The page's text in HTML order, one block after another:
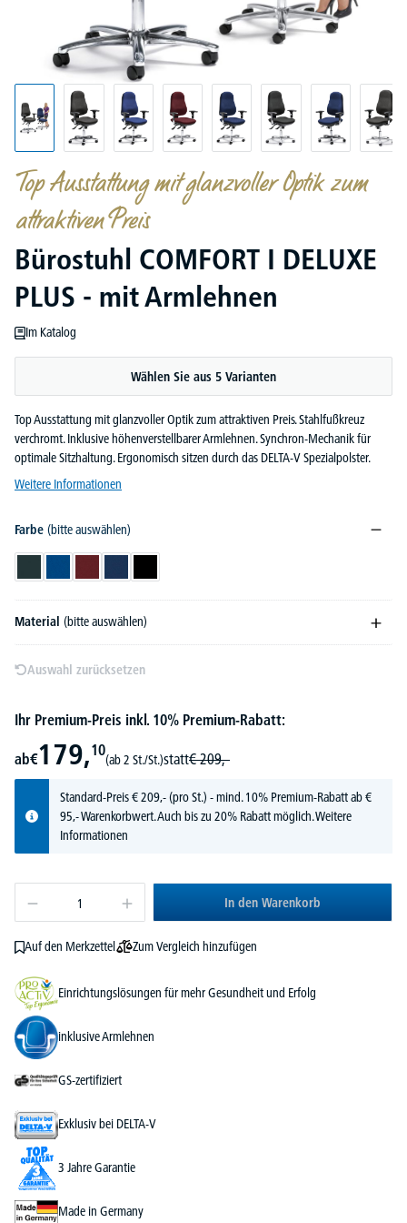
Top Ausstattung mit glanzvoller Optik zum
attraktiven Preis
Bürostuhl COMFORT I DELUXE
PLUS - mit Armlehnen
Im Katalog
Wählen Sie aus 5 Varianten
Top Ausstattung mit glanzvoller Optik zum attraktiven Preis. Stahlfußkreuz
verchromt. Inklusive höhenverstellbarer Armlehnen. Synchron-Mechanik für
optimale Sitzhaltung. Ergonomisch sitzen durch das DELTA-V Spezialpolster.
Weitere Informationen
Farbe (bitte auswählen)
Material (bitte auswählen)
Auswahl zurücksetzen
Ihr Premium-Preis inkl. 10% Premium-Rabatt:
ab€179,10
(ab 2 St./St.)statt€ 209,-
Standard-Preis€209,-(pro St.) - mind. 10% Premium-Rabatt ab €
95,- Warenkorbwert. Auch bis zu 20% Rabatt möglich.Weitere
Informationen
In den Warenkorb
Auf den Merkzettel Zum Vergleich hinzufügen
Einrichtungslösungen für mehr Gesundheit und Erfolg
inklusive Armlehnen
GS-zertifiziert
Exklusiv bei DELTA-V
3 Jahre Garantie
Made in Germany